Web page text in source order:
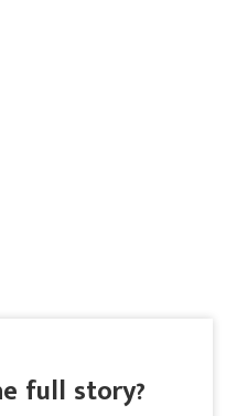
full story?